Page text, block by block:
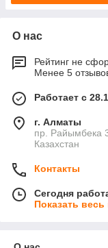
О нас
Рейтинг не
Менее 5
Работает с
г. Алматы
пр. Райымбека
Казахстан
Контакты
Сегодня
Показать